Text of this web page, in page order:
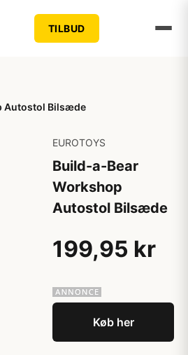
TILBUD
Autostol Bilsæde
EUROTOYS
Build-a-Bear
Workshop
Autostol Bilsæde
199,95 kr
Køb her